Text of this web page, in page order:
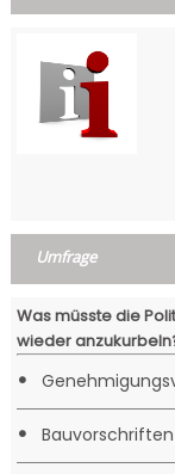
Umfrage
Was müsste die
wieder
•
•